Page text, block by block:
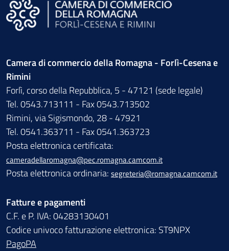
Camera di commercio della Romagna - Forlì-Cesena e
Rimini
Forlì, corso della Repubblica, 5 - 47121 (sede legale)
Tel. 0543.713111 - Fax 0543.713502
Rimini, via Sigismondo, 28 - 47921
Tel. 0541.363711 - Fax 0541.363723
Posta elettronica certificata:
cameradellaromagna@pec.romagna.camcom.it
Posta elettronica ordinaria: segreteria@romagna.camcom.it
Fatture e pagamenti
C.F. e P. IVA: 04283130401
Codice univoco fatturazione elettronica: ST9NPX
PagoPA